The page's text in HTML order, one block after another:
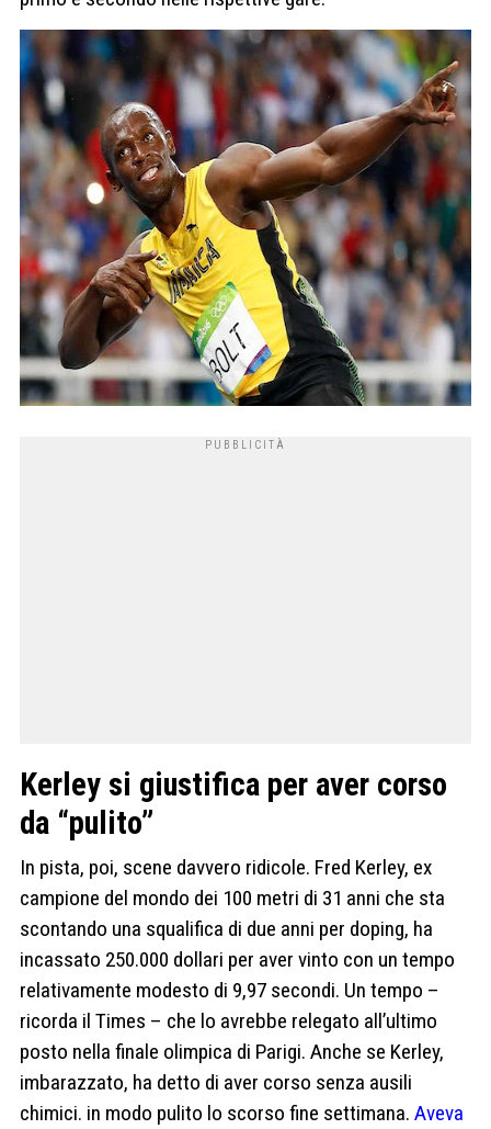
Kerley si giustifica per aver corso
da “pulito”
In pista, poi, scene davvero ridicole. Fred Kerley, ex
campione del mondo dei 100 metri di 31 anni che sta
scontando una squalifica di due anni per doping, ha
incassato 250.000 dollari per aver vinto con un tempo
relativamente modesto di 9,97 secondi. Un tempo –
ricorda il Times – che lo avrebbe relegato all’ultimo
posto nella finale olimpica di Parigi. Anche se Kerley,
imbarazzato, ha detto di aver corso senza ausili
chimici. in modo pulito lo scorso fine settimana. Aveva